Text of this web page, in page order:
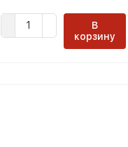
В
корзину